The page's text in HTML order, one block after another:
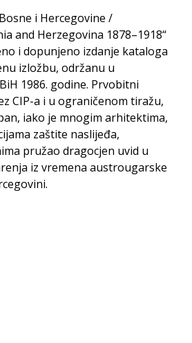
i Hercegovine /
and Herzegovina 1878–1918“
i dopunjeno izdanje kataloga
izložbu, održanu u
1986. godine. Prvobitni
CIP-a i u ograničenom tiražu,
iako je mnogim arhitektima,
zaštite naslijeđa,
pružao dragocjen uvid u
iz vremena austrougarske